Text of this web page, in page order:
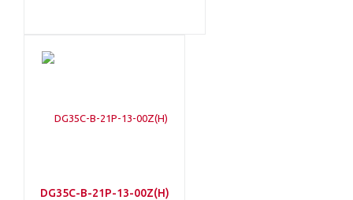
DG35C-B-21P-13-00Z(H)